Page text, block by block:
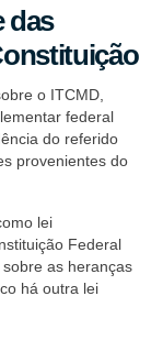
das
o ITCMD,
federal
do referido
provenientes do
lei
Federal
as heranças
há outra lei